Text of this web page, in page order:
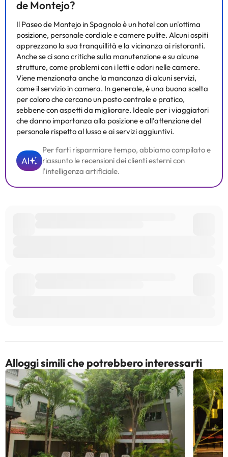
de Montejo?
Il Paseo de Montejo in Spagnolo è un hotel con un'ottima
posizione, personale cordiale e camere pulite. Alcuni ospiti
apprezzano la sua tranquillità e la vicinanza ai ristoranti.
Anche se ci sono critiche sulla manutenzione e su alcune
strutture, come problemi con i letti e odori nelle camere.
Viene menzionata anche la mancanza di alcuni servizi,
come il servizio in camera. In generale, è una buona scelta
per coloro che cercano un posto centrale e pratico,
sebbene con aspetti da migliorare. Ideale per i viaggiatori
che danno importanza alla posizione e all'attenzione del
personale rispetto al lusso e ai servizi aggiuntivi.
AI
Per farti risparmiare tempo, abbiamo compilato e
riassunto le recensioni dei clienti esterni con
l'intelligenza artificiale.
Alloggi simili che potrebbero interessarti